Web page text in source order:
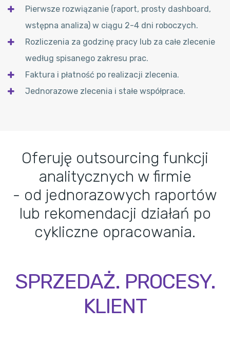
Pierwsze rozwiązanie (raport, prosty dashboard,
wstępna analiza) w ciągu 2-4 dni roboczych.
Rozliczenia za godzinę pracy lub za całe zlecenie
według spisanego zakresu prac.
Faktura i płatność po realizacji zlecenia.
Jednorazowe zlecenia i stałe współprace.
Oferuję outsourcing funkcji
analitycznych w firmie
- od jednorazowych raportów
lub rekomendacji działań po
cykliczne opracowania.
SPRZEDAŻ. PROCESY.
KLIENT